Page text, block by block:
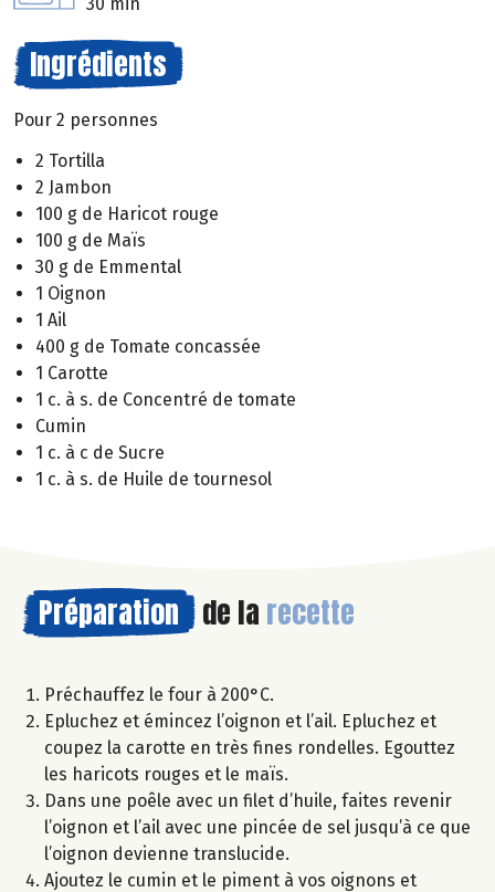
Ingrédients
Pour 2 personnes
2 Tortilla
2 Jambon
100 g de Haricot rouge
100 g de Maïs
30 g de Emmental
1 Oignon
1 Ail
400 g de Tomate concassée
1 Carotte
1 c. à s. de Concentré de tomate
Cumin
1 c. à c de Sucre
1 c. à s. de Huile de tournesol
Préparation de la recette
Préchauffez le four à 200°C.
Epluchez et émincez l’oignon et l’ail. Epluchez et
coupez la carotte en très fines rondelles. Egouttez
les haricots rouges et le maïs.
Dans une poêle avec un filet d’huile, faites revenir
l’oignon et l’ail avec une pincée de sel jusqu’à ce que
l’oignon devienne translucide.
Ajoutez le cumin et le piment à vos oignons et